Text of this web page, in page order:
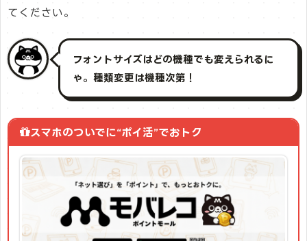
てください。
フォントサイズはどの機種でも変えられるに
ゃ。種類変更は機種次第！
スマホのついでに“ポイ活”でおトク